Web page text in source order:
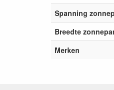
Spanning
Breedte
Merken